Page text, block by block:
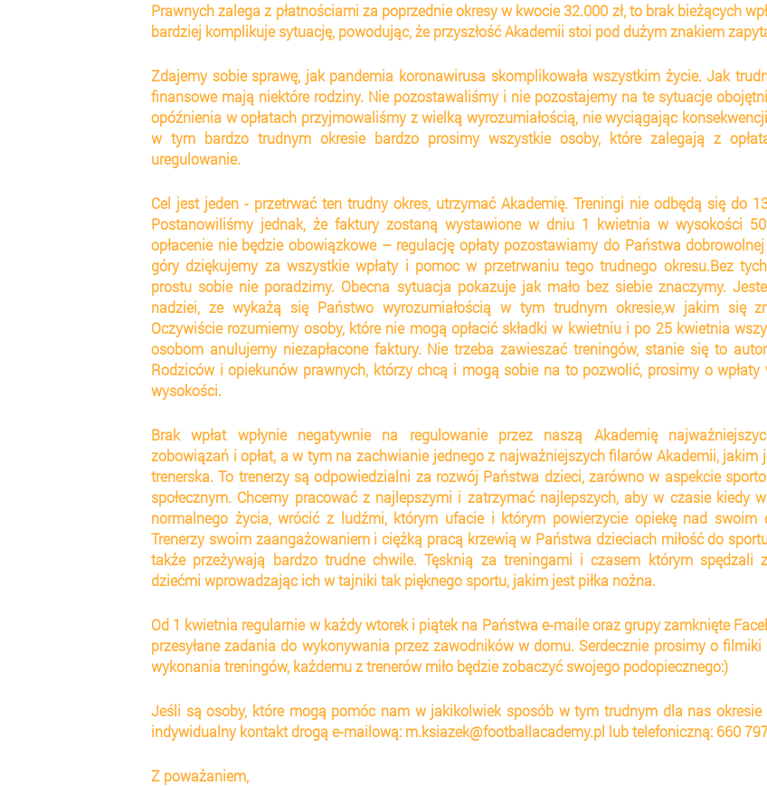
Prawnych zalega z płatnościami za poprzednie okresy w kwocie 32.000 zł, to brak bieżących
bardziej komplikuje sytuację, powodując, że przyszłość Akademii stoi pod dużym znakiem
Zdajemy sobie sprawę, jak pandemia koronawirusa skomplikowała wszystkim życie. Jak
finansowe mają niektóre rodziny. Nie pozostawaliśmy i nie pozostajemy na te sytuacje
opóźnienia w opłatach przyjmowaliśmy z wielką wyrozumiałością, nie wyciągając
w tym bardzo trudnym okresie bardzo prosimy wszystkie osoby, które zalegają z
uregulowanie.
Cel jest jeden - przetrwać ten trudny okres, utrzymać Akademię. Treningi nie odbędą się do
Postanowiliśmy jednak, że faktury zostaną wystawione w dniu 1 kwietnia w wysokości
opłacenie nie będzie obowiązkowe – regulację opłaty pozostawiamy do Państwa
góry dziękujemy za wszystkie wpłaty i pomoc w przetrwaniu tego trudnego okresu.Bez
prostu sobie nie poradzimy. Obecna sytuacja pokazuje jak mało bez siebie znaczymy.
nadziei, ze wykażą się Państwo wyrozumiałością w tym trudnym okresie,w jakim się
Oczywiście rozumiemy osoby, które nie mogą opłacić składki w kwietniu i po 25 kwietnia
osobom anulujemy niezapłacone faktury. Nie trzeba zawieszać treningów, stanie się to
Rodziców i opiekunów prawnych, którzy chcą i mogą sobie na to pozwolić, prosimy o wpłaty
wysokości.
Brak wpłat wpłynie negatywnie na regulowanie przez naszą Akademię
zobowiązań i opłat, a w tym na zachwianie jednego z najważniejszych filarów Akademii, jakim
trenerska. To trenerzy są odpowiedzialni za rozwój Państwa dzieci, zarówno w aspekcie
społecznym. Chcemy pracować z najlepszymi i zatrzymać najlepszych, aby w czasie kiedy
normalnego życia, wrócić z ludźmi, którym ufacie i którym powierzycie opiekę nad swoim
Trenerzy swoim zaangażowaniem i ciężką pracą krzewią w Państwa dzieciach miłość do
także przeżywają bardzo trudne chwile. Tęsknią za treningami i czasem którym spędzali
dziećmi wprowadzając ich w tajniki tak pięknego sportu, jakim jest piłka nożna.
Od 1 kwietnia regularnie w każdy wtorek i piątek na Państwa e-maile oraz grupy zamknięte
przesyłane zadania do wykonywania przez zawodników w domu. Serdecznie prosimy o
wykonania treningów, każdemu z trenerów miło będzie zobaczyć swojego podopiecznego:)
Jeśli są osoby, które mogą pomóc nam w jakikolwiek sposób w tym trudnym dla nas okresie
indywidualny kontakt drogą e-mailową: m.ksiazek@footballacademy.pl lub telefoniczną: 660
Z poważaniem,